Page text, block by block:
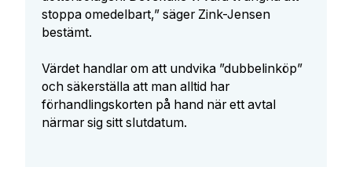
stoppa omedelbart,” säger Zink-Jensen
bestämt.
Värdet handlar om att undvika ”dubbelinköp”
och säkerställa att man alltid har
förhandlingskorten på hand när ett avtal
närmar sig sitt slutdatum.